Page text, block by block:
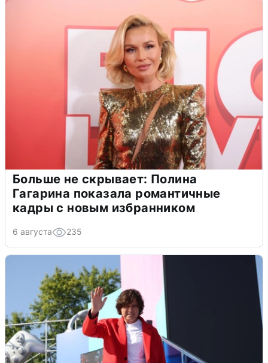
Больше не скрывает: Полина
Гагарина показала романтичные
кадры с новым избранником
6 августа 235